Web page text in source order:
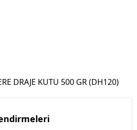
DRAJE KUTU 500 GR (DH120)